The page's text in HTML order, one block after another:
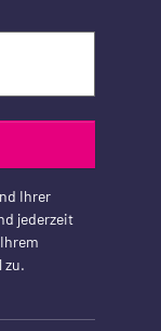
Ihrer
jederzeit
zu.